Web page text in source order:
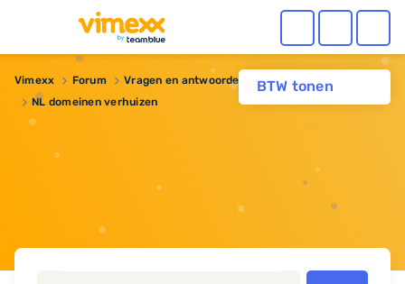
BTW tonen
Vimexx Forum Vragen en antwoorden
Domeinnaam
NL domeinen verhuizen